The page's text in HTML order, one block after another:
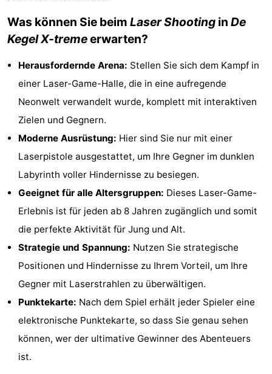
(mit
Frühstück)
Lastminutes
Strand
Sehen
tun
Museen
-
Denkmäler
Kirchen
-
Aussichtspunkte
Attraktionen
-
Rundfahrten
Spielplätze
-
Indoor-
Spielplätze
Bowling
Was können Sie beim Laser Shooting in De
Kegel X-tremeerwarten?
Herausfordernde Arena: Stellen Sie sich dem Kampf in
einer Laser-Game-Halle, die in eine aufregende
Neonwelt verwandelt wurde, komplett mit interaktiven
Zielen und Gegnern.
Moderne Ausrüstung: Hier sind Sie nur mit einer
Laserpistole ausgestattet, um Ihre Gegner im dunklen
Labyrinth voller Hindernisse zu besiegen.
Geeignet für alle Altersgruppen: Dieses Laser-Game-
Erlebnis ist für jeden ab 8 Jahren zugänglich und somit
die perfekte Aktivität für Jung und Alt.
Strategie und Spannung: Nutzen Sie strategische
Positionen und Hindernisse zu Ihrem Vorteil, um Ihre
Gegner mit Laserstrahlen zu überwältigen.
Punktekarte: Nach dem Spiel erhält jeder Spieler eine
elektronische Punktekarte, so dass Sie genau sehen
können, wer der ultimative Gewinner des Abenteuers
ist.